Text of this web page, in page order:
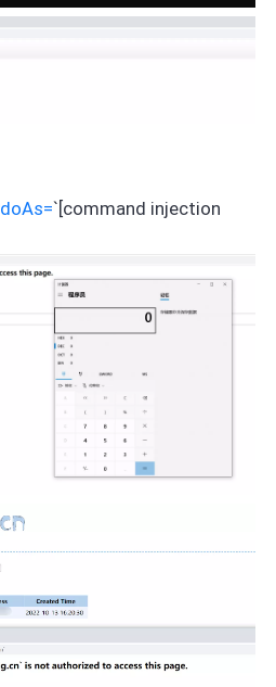
`[command injection